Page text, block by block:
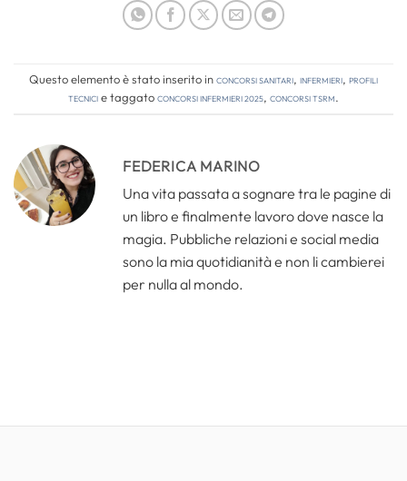
Questo elemento è stato inserito inConcorsi Sanitari, Infermieri, Profili
tecnicie taggatoconcorsi infermieri 2025, concorsi tsrm.
FEDERICA MARINO
Una vita passata a sognare tra le pagine di
un libro e finalmente lavoro dove nasce la
magia. Pubbliche relazioni e social media
sono la mia quotidianità e non li cambierei
per nulla al mondo.